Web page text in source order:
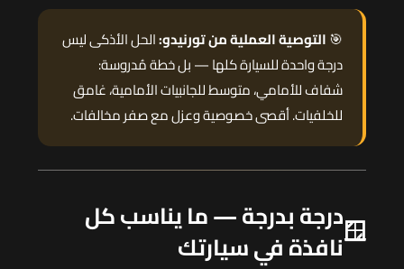
🎯التوصية العملية من تورنيدو:الحل الأذكى ليس
درجة واحدة للسيارة كلها — بل خطة مُدروسة:
شفاف للأمامي، متوسط للجانبيات الأمامية، غامق
للخلفيات. أقصى خصوصية وعزل مع صفر مخالفات.
🪟درجة بدرجة — ما يناسب كل
نافذة في سيارتك